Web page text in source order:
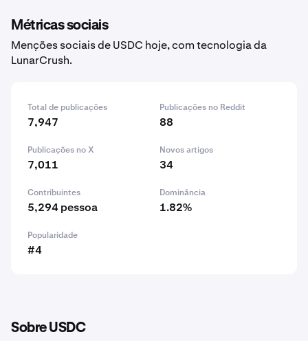
Métricas sociais
Menções sociais de USDC hoje, com tecnologia da
LunarCrush.
Total de publicações
7,947
Publicações no Reddit
88
Publicações no X
7,011
Novos artigos
34
Contribuintes
5,294 pessoa
Dominância
1.82%
Popularidade
#4
Sobre USDC